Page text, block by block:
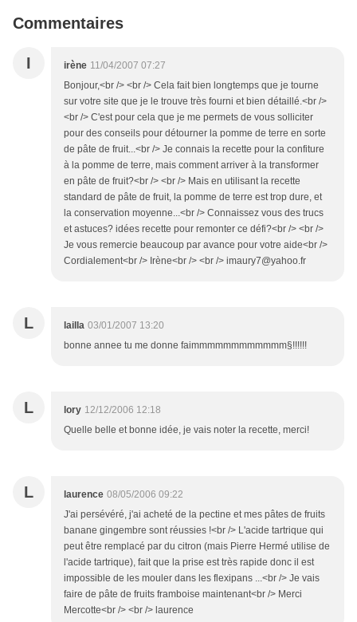
Commentaires
I irène 11/04/2007 07:27
Bonjour,<br /> <br /> Cela fait bien longtemps que je tourne
sur votre site que je le trouve très fourni et bien détaillé.<br />
<br /> C'est pour cela que je me permets de vous solliciter
pour des conseils pour détourner la pomme de terre en sorte
de pâte de fruit...<br /> Je connais la recette pour la confiture
à la pomme de terre, mais comment arriver à la transformer
en pâte de fruit?<br /> <br /> Mais en utilisant la recette
standard de pâte de fruit, la pomme de terre est trop dure, et
la conservation moyenne...<br /> Connaissez vous des trucs
et astuces? idées recette pour remonter ce défi?<br /> <br />
Je vous remercie beaucoup par avance pour votre aide<br />
Cordialement<br /> Irène<br /> <br /> imaury7@yahoo.fr
L lailla 03/01/2007 13:20
bonne annee tu me donne faimmmmmmmmmmmm§!!!!!!
L lory 12/12/2006 12:18
Quelle belle et bonne idée, je vais noter la recette, merci!
L laurence 08/05/2006 09:22
J'ai persévéré, j'ai acheté de la pectine et mes pâtes de fruits
banane gingembre sont réussies !<br /> L'acide tartrique qui
peut être remplacé par du citron (mais Pierre Hermé utilise de
l'acide tartrique), fait que la prise est très rapide donc il est
impossible de les mouler dans les flexipans ...<br /> Je vais
faire de pâte de fruits framboise maintenant<br /> Merci
Mercotte<br /> <br /> laurence